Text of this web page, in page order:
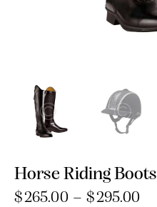
Horse Riding Boots
$265.00 – $295.00